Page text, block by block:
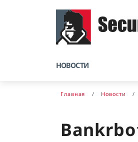
НОВОСТИ
Главная Новости